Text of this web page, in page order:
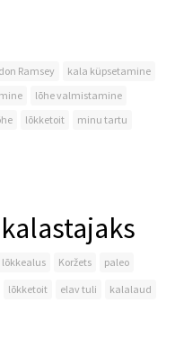
Ramsey
kala küpsetamine
lõhe valmistamine
lõkketoit
minu tartu
lõkkealus Koržets
paleo
lõkketoit elav tuli
kalalaud